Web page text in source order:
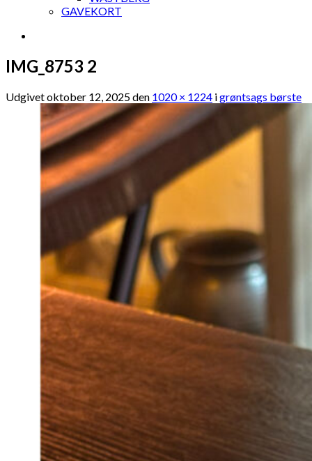
GAVEKORT
IMG_8753 2
Udgivetoktober 12, 2025den 1020 × 1224 igrøntsags børste